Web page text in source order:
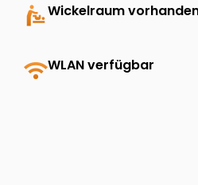
baby_changing_stationWickelraum
wifiWLAN verfügbar